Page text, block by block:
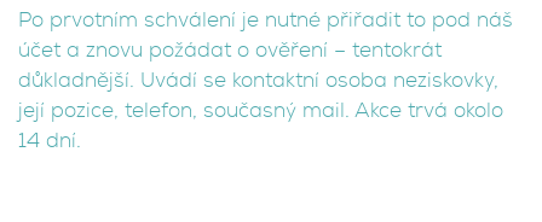
Po prvotním schválení je nutné přiřadit to pod náš
účet a znovu požádat o ověření – tentokrát
důkladnější. Uvádí se kontaktní osoba neziskovky,
její pozice, telefon, současný mail. Akce trvá okolo
14 dní.